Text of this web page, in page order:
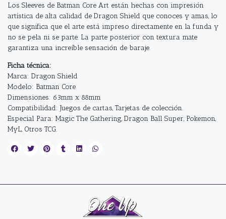
Los Sleeves de Batman Core Art están hechas con impresión
artística de alta calidad de Dragon Shield que conoces y amas, lo
que significa que el arte está impreso directamente en la funda y
no se pela ni se parte. La parte posterior con textura mate
garantiza una increíble sensación de baraje.
Ficha técnica:
Marca: Dragon Shield
Modelo: Batman Core
Dimensiones: 63mm x 88mm
Compatibilidad: Juegos de cartas, Tarjetas de colección.
Especial Para: Magic The Gathering, Dragon Ball Super, Pokemon,
MyL, Otros TCG.